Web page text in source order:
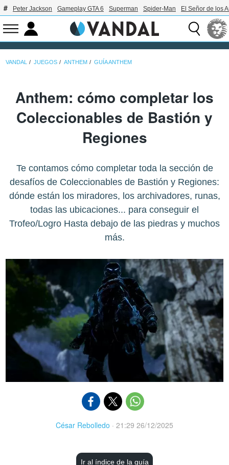
Peter Jackson Gameplay GTA 6 Superman Spider-Man El Señor de los
VANDAL JUEGOS ANTHEM GUÍA ANTHEM
Anthem: cómo completar los
Coleccionables de Bastión y
Regiones
Te contamos cómo completar toda la sección de
desafíos de Coleccionables de Bastión y Regiones:
dónde están los miradores, los archivadores, runas,
todas las ubicaciones... para conseguir el
Trofeo/Logro Hasta debajo de las piedras y muchos
más.
César Rebolledo · 21:29 26/12/2025
Ir al índice de la guía